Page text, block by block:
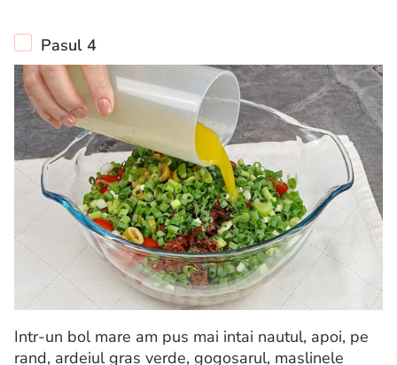
Pasul 4
Intr-un bol mare am pus mai intai nautul, apoi, pe
rand, ardeiul gras verde, gogosarul, maslinele